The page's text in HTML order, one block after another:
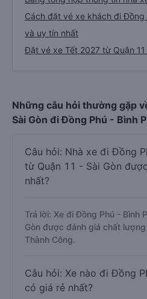
Cách đặt vé xe khách đi Đồng
và uy tín nhất
Đặt vé xe Tết 2027 từ Quận
Những câu hỏi thường gặp
Sài Gòn đi Đồng Phú - Bình
Câu hỏi: Nhà xe đi Đồng
từ Quận 11 - Sài Gòn
nhất?
Trả lời: Xe đi Đồng Phú - Bình
Gòn được đánh giá chất
Thành Công.
Câu hỏi: Xe nào đi Đồng
có giá rẻ nhất?